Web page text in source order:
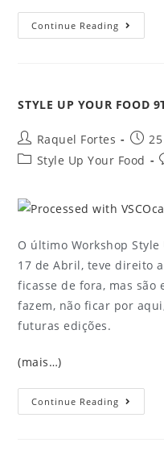
Continue Reading
STYLE UP YOUR FOOD
Raquel Fortes
Style Up Your Food
O último Workshop Style
17 de Abril, teve direito
ficasse de fora, mas são
fazem, não ficar por
futuras edições.
(mais…)
Continue Reading